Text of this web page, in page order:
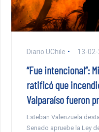
Diario UChile 13-
“Fue intencional”:
ratificó que
Valparaíso fueron
Esteban Valenzuela
Senado apruebe la Ley